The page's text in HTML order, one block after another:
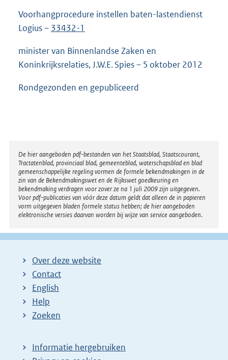
Voorhangprocedure instellen baten-lastendienst
Logius – 33432-1
minister van Binnenlandse Zaken en
Koninkrijksrelaties, J.W.E. Spies – 5 oktober 2012
Rondgezonden en gepubliceerd
Disclaimer
De hier aangeboden pdf-bestanden van het Staatsblad, Staatscourant,
Tractatenblad, provinciaal blad, gemeenteblad, waterschapsblad en blad
gemeenschappelijke regeling vormen de formele bekendmakingen in de
zin van de Bekendmakingswet en de Rijkswet goedkeuring en
bekendmaking verdragen voor zover ze na 1 juli 2009 zijn uitgegeven.
Voor pdf-publicaties van vóór deze datum geldt dat alleen de in papieren
vorm uitgegeven bladen formele status hebben; de hier aangeboden
elektronische versies daarvan worden bij wijze van service aangeboden.
Over deze website
Contact
English
Help
Zoeken
Informatie hergebruiken